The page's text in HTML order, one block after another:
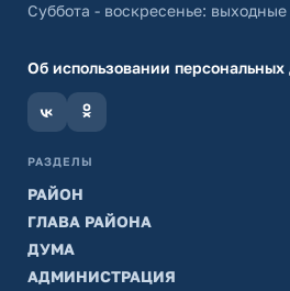
Суббота - воскресенье:
Об использовании
РАЗДЕЛЫ
РАЙОН
ГЛАВА РАЙОНА
ДУМА
АДМИНИСТРАЦИЯ